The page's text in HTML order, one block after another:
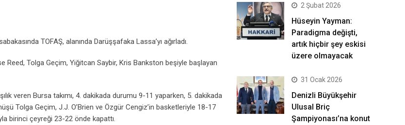
TOFAŞ, alanında Darüşşafaka Lassa’yı ağırladı.
Reed, Tolga Geçim, Yiğitcan Saybir, Kris Bankston beşiyle başlayan
veren Bursa takımı, 4. dakikada durumu 9-11 yaparken, 5. dakikada
Tolga Geçim, J.J. O’Brien ve Özgür Cengiz’in basketleriyle 18-17
birinci çeyreği 23-22 önde kapattı.
2 Şubat 2026
Hüseyin Yayman:
Paradigma değişti,
artık hiçbir şey eskisi
üzere olmayacak
31 Ocak 2026
Denizli Büyükşehir
Ulusal Briç
Şampiyonası’na konut